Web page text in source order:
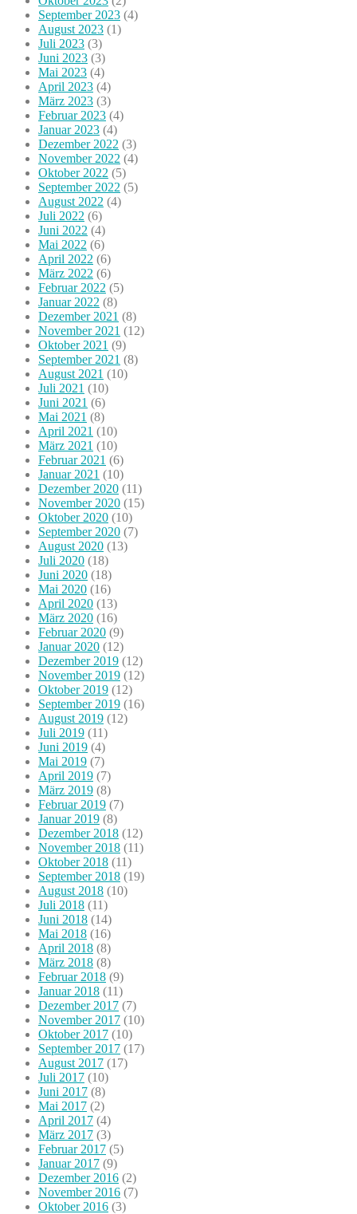
September 2023 (4)
August 2023 (1)
Juli 2023 (3)
Juni 2023 (3)
Mai 2023 (4)
April 2023 (4)
März 2023 (3)
Februar 2023 (4)
Januar 2023 (4)
Dezember 2022 (3)
November 2022 (4)
Oktober 2022 (5)
September 2022 (5)
August 2022 (4)
Juli 2022 (6)
Juni 2022 (4)
Mai 2022 (6)
April 2022 (6)
März 2022 (6)
Februar 2022 (5)
Januar 2022 (8)
Dezember 2021 (8)
November 2021 (12)
Oktober 2021 (9)
September 2021 (8)
August 2021 (10)
Juli 2021 (10)
Juni 2021 (6)
Mai 2021 (8)
April 2021 (10)
März 2021 (10)
Februar 2021 (6)
Januar 2021 (10)
Dezember 2020 (11)
November 2020 (15)
Oktober 2020 (10)
September 2020 (7)
August 2020 (13)
Juli 2020 (18)
Juni 2020 (18)
Mai 2020 (16)
April 2020 (13)
März 2020 (16)
Februar 2020 (9)
Januar 2020 (12)
Dezember 2019 (12)
November 2019 (12)
Oktober 2019 (12)
September 2019 (16)
August 2019 (12)
Juli 2019 (11)
Juni 2019 (4)
Mai 2019 (7)
April 2019 (7)
März 2019 (8)
Februar 2019 (7)
Januar 2019 (8)
Dezember 2018 (12)
November 2018 (11)
Oktober 2018 (11)
September 2018 (19)
August 2018 (10)
Juli 2018 (11)
Juni 2018 (14)
Mai 2018 (16)
April 2018 (8)
März 2018 (8)
Februar 2018 (9)
Januar 2018 (11)
Dezember 2017 (7)
November 2017 (10)
Oktober 2017 (10)
September 2017 (17)
August 2017 (17)
Juli 2017 (10)
Juni 2017 (8)
Mai 2017 (2)
April 2017 (4)
März 2017 (3)
Februar 2017 (5)
Januar 2017 (9)
Dezember 2016 (2)
November 2016 (7)
Oktober 2016 (3)